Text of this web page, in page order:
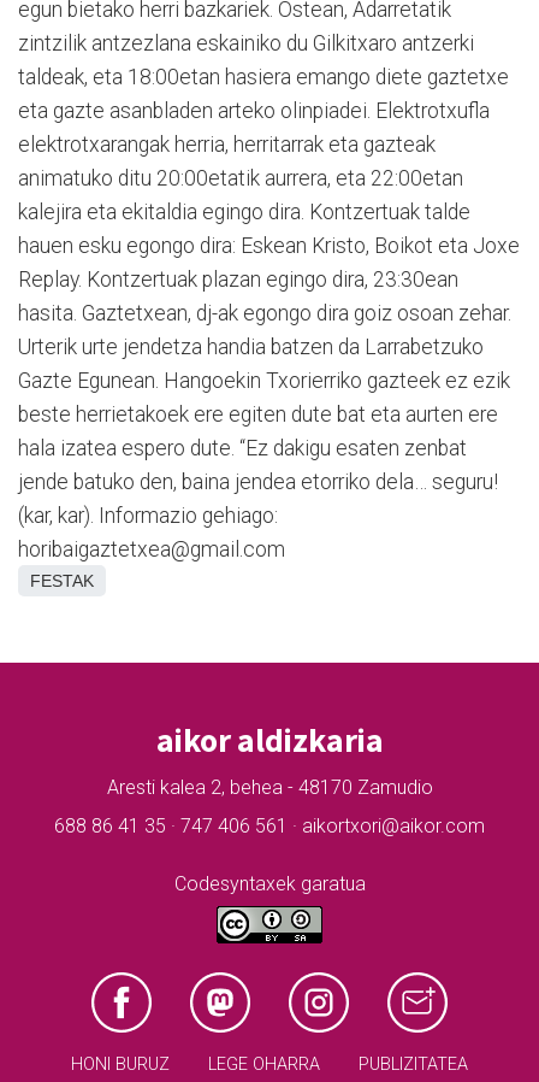
egun bietako herri bazkariek. Ostean, Adarretatik
zintzilik antzezlana eskainiko du Gilkitxaro antzerki
taldeak, eta 18:00etan hasiera emango diete gaztetxe
eta gazte asanbladen arteko olinpiadei. Elektrotxufla
elektrotxarangak herria, herritarrak eta gazteak
animatuko ditu 20:00etatik aurrera, eta 22:00etan
kalejira eta ekitaldia egingo dira. Kontzertuak talde
hauen esku egongo dira: Eskean Kristo, Boikot eta Joxe
Replay. Kontzertuak plazan egingo dira, 23:30ean
hasita. Gaztetxean, dj-ak egongo dira goiz osoan zehar.
Urterik urte jendetza handia batzen da Larrabetzuko
Gazte Egunean. Hangoekin Txorierriko gazteek ez ezik
beste herrietakoek ere egiten dute bat eta aurten ere
hala izatea espero dute. “Ez dakigu esaten zenbat
jende batuko den, baina jendea etorriko dela… seguru!
(kar, kar). Informazio gehiago:
horibaigaztetxea@gmail.com
FESTAK
aikor aldizkaria
Aresti kalea 2, behea - 48170 Zamudio
688 86 41 35 · 747 406 561 · aikortxori@aikor.com
Codesyntaxek garatua
HONI BURUZ LEGE OHARRA PUBLIZITATEA